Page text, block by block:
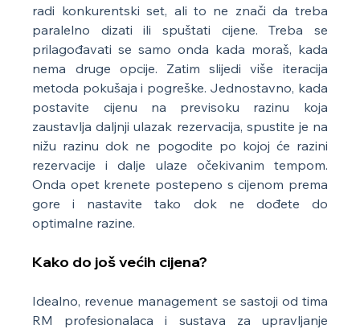
radi konkurentski set, ali to ne znači da treba
paralelno dizati ili spuštati cijene. Treba se
prilagođavati se samo onda kada moraš, kada
nema druge opcije. Zatim slijedi više iteracija
metoda pokušaja i pogreške. Jednostavno, kada
postavite cijenu na previsoku razinu koja
zaustavlja daljnji ulazak rezervacija, spustite je na
nižu razinu dok ne pogodite po kojoj će razini
rezervacije i dalje ulaze očekivanim tempom.
Onda opet krenete postepeno s cijenom prema
gore i nastavite tako dok ne dođete do
optimalne razine.
Kako do još većih cijena?
Idealno, revenue management se sastoji od tima
RM profesionalaca i sustava za upravljanje